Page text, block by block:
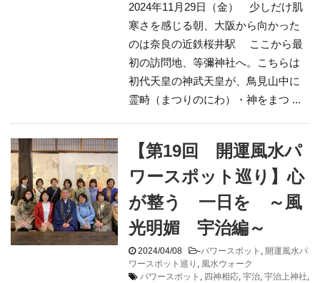
2024年11月29日（金） 少しだけ肌
寒さを感じる朝、大阪から向かった
のは奈良の近鉄桜井駅 ここから最
初の訪問地、等彌神社へ。こちらは
初代天皇の神武天皇が、鳥見山中に
霊畤（まつりのにわ）・神をまつ ...
【第19回 開運風水パ
ワースポット巡り】心
が整う 一日を ～風
光明媚 宇治編～
2024/04/08 -パワースポット , 開運風水パ
ワースポット巡り , 風水ウォーク
パワースポット , 四神相応, 宇治, 宇治上神社,